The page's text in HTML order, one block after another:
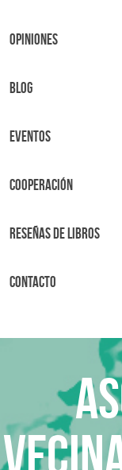
OPINIONES
BLOG
Eventos
Cooperación
Reseñas de libros
Contacto